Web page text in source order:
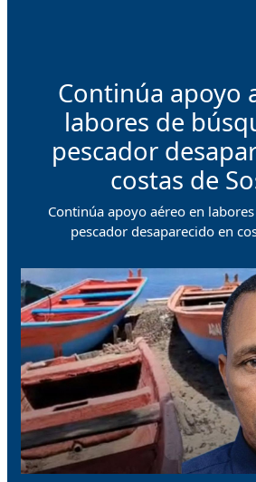
Continúa apoyo
labores de
pescador
costas de
Continúa apoyo aéreo en
pescador desaparecido en